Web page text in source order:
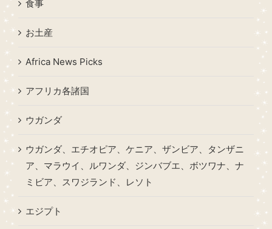
食事
お土産
Africa News Picks
アフリカ各諸国
ウガンダ
ウガンダ、エチオピア、ケニア、ザンビア、タンザニ
ア、マラウイ、ルワンダ、ジンバブエ、ボツワナ、ナ
ミビア、スワジランド、レソト
エジプト